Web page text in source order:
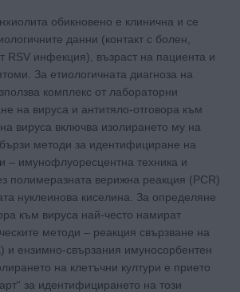
обикновено е клинична и се
данни (контакт с болен,
RSV инфекция), възраст на пациента и
За етиологичната диагноза на
комплекс от лабораторни
на вируса и антитяло-отговора към
вируса включва изолирането му на
бързи методи за идентифициране на
– имунофлуоресцентна техника и
полимеразната верижна реакция (РCR)
нуклеинова киселина. За определяне
към вируса най-често намират
методи – реакция свързване на
и ензимно-свързания имуносорбентен
на клетъчни култури е прието
за идентифицирането на този